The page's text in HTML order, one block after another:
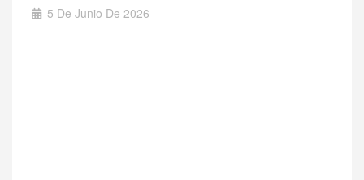
5 De Junio De 2026